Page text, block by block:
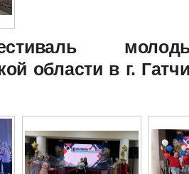
области в г.